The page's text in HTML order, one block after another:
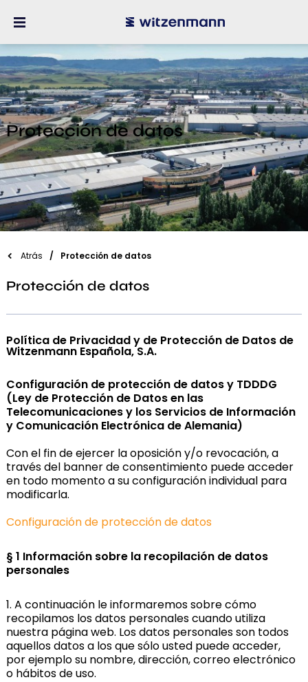
Protección de datos
Atrás Protección de datos
Protección de datos
Política de Privacidad y de Protección de Datos de
Witzenmann Española, S.A.
Configuración de protección de datos y TDDDG
(Ley de Protección de Datos en las
Telecomunicaciones y los Servicios de Información
y Comunicación Electrónica de Alemania)
Con el fin de ejercer la oposición y/o revocación, a
través del banner de consentimiento puede acceder
en todo momento a su configuración individual para
modificarla.
Configuración de protección de datos
§ 1 Información sobre la recopilación de datos
personales
1. A continuación le informaremos sobre cómo
recopilamos los datos personales cuando utiliza
nuestra página web. Los datos personales son todos
aquellos datos a los que sólo usted puede acceder,
por ejemplo su nombre, dirección, correo electrónico
o hábitos de uso.